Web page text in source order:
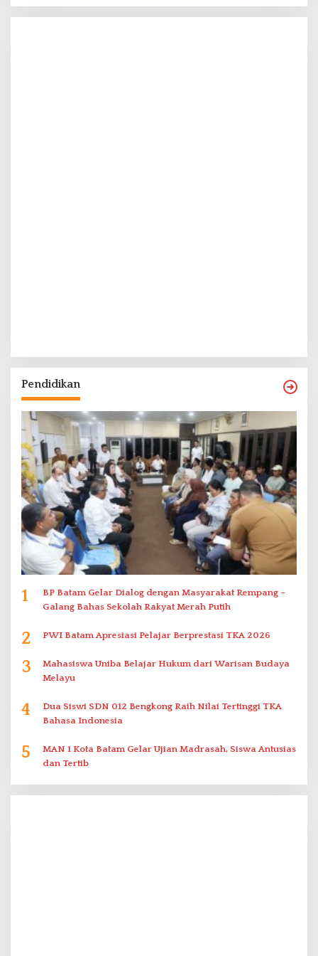
Pendidikan
1
BP Batam Gelar Dialog dengan Masyarakat Rempang –
Galang Bahas Sekolah Rakyat Merah Putih
2 PWI Batam Apresiasi Pelajar Berprestasi TKA 2026
3
Mahasiswa Uniba Belajar Hukum dari Warisan Budaya
Melayu
4
Dua Siswi SDN 012 Bengkong Raih Nilai Tertinggi TKA
Bahasa Indonesia
5
MAN 1 Kota Batam Gelar Ujian Madrasah, Siswa Antusias
dan Tertib